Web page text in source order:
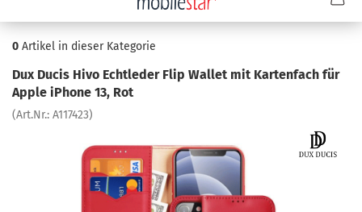
0 Artikel in dieser Kategorie
Dux Ducis Hivo Echt­le­der Flip Wal­let mit Kar­ten­fach für
Apple iPho­ne 13, Rot
(Art.Nr.: A117423)